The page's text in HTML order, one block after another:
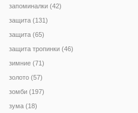
запоминалки (42)
защита (131)
защита (65)
защита тропинки (46)
зимние (71)
золото (57)
зомби (197)
зума (18)